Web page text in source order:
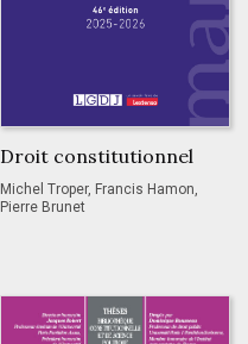
Droit constitutionnel
Michel Troper, Francis Hamon,
Pierre Brunet